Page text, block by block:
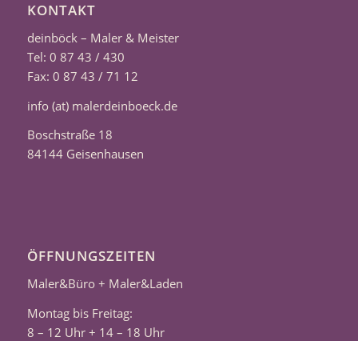
KONTAKT
deinböck – Maler & Meister
Tel: 0 87 43 / 430
Fax: 0 87 43 / 71 12
info (at) malerdeinboeck.de
Boschstraße 18
84144 Geisenhausen
ÖFFNUNGSZEITEN
Maler&Büro + Maler&Laden
Montag bis Freitag:
8 – 12 Uhr + 14 – 18 Uhr